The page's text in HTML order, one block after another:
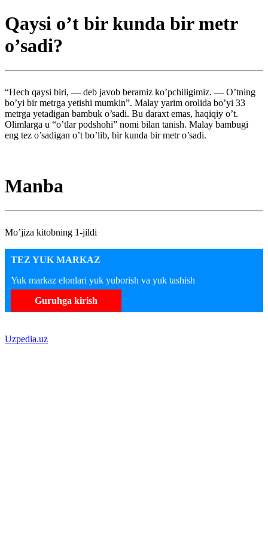
Qaysi o’t bir kunda bir metr
o’sadi?
“Hech qaysi biri, — deb javob beramiz ko’pchiligimiz. — O’tning
bo’yi bir metrga yetishi mumkin”. Malay yarim orolida bo’yi 33
metrga yetadigan bambuk o’sadi. Bu daraxt emas, haqiqiy o’t.
Olimlarga u “o’tlar podshohi” nomi bilan tanish. Malay bambugi
eng tez o’sadigan o’t bo’lib, bir kunda bir metr o’sadi.
Manba
Mo’jiza kitobning 1-jildi
TEZ YUK MARKAZ
Yuk markaz elonlari yuk yuborish va yuk tashish
Guruhga kirish
Uzpedia.uz